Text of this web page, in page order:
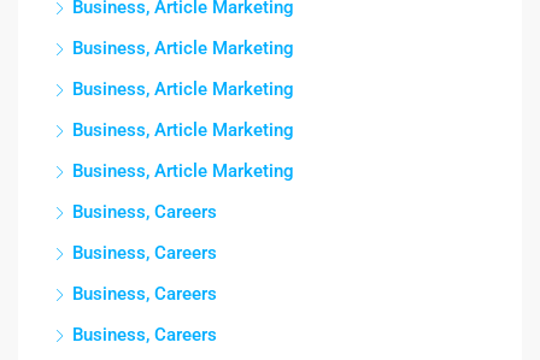
Business, Article Marketing
Business, Article Marketing
Business, Article Marketing
Business, Article Marketing
Business, Article Marketing
Business, Careers
Business, Careers
Business, Careers
Business, Careers